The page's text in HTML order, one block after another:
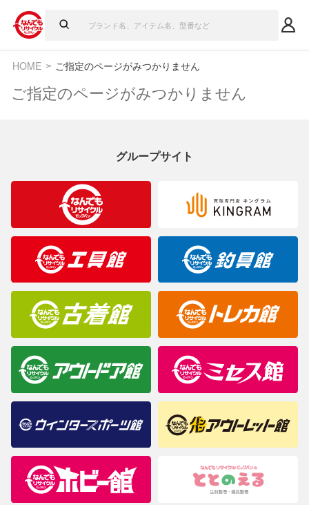
HOME ご指定のページがみつかりません
ご指定のページがみつかりません
グループサイト